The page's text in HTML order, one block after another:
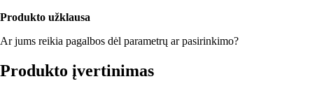
Produkto užklausa
Ar jums reikia pagalbos dėl parametrų ar pasirinkimo?
Produkto įvertinimas